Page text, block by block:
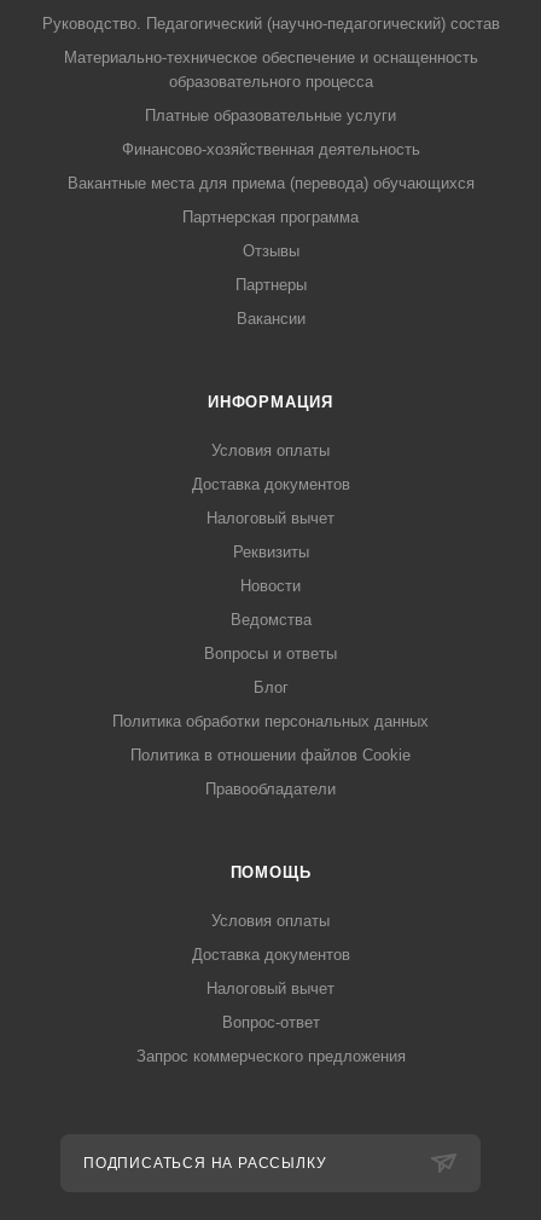
Руководство. Педагогический (научно-педагогический) состав
Материально-техническое обеспечение и оснащенность
образовательного процесса
Платные образовательные услуги
Финансово-хозяйственная деятельность
Вакантные места для приема (перевода) обучающихся
Партнерская программа
Отзывы
Партнеры
Вакансии
ИНФОРМАЦИЯ
Условия оплаты
Доставка документов
Налоговый вычет
Реквизиты
Новости
Ведомства
Вопросы и ответы
Блог
Политика обработки персональных данных
Политика в отношении файлов Cookie
Правообладатели
ПОМОЩЬ
Условия оплаты
Доставка документов
Налоговый вычет
Вопрос-ответ
Запрос коммерческого предложения
ПОДПИСАТЬСЯ НА РАССЫЛКУ